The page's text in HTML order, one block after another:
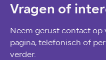
Vragen of
Neem gerust contact op
pagina, telefonisch of
verder.